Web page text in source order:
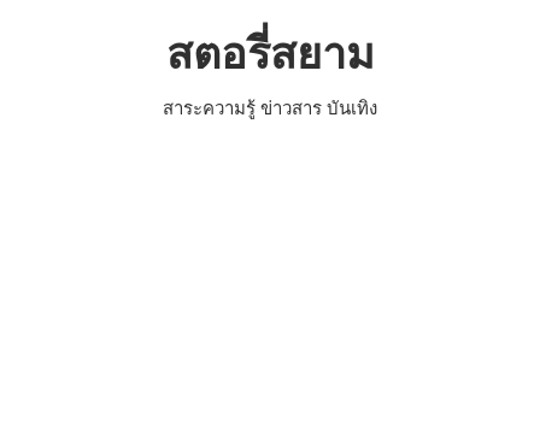
สตอรี่สยาม
สาระความรู้ ข่าวสาร บันเทิง